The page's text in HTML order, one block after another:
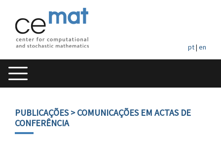
pt| en
PUBLICAÇÕES> COMUNICAÇÕES EM ACTAS DE
CONFERÊNCIA